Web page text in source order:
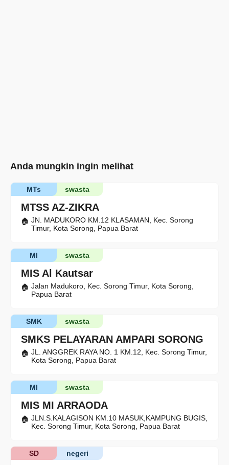
Anda mungkin ingin melihat
MTSS AZ-ZIKRA
swasta
MTs
JN. MADUKORO KM.12 KLASAMAN, Kec. Sorong
Timur, Kota Sorong, Papua Barat
MIS Al Kautsar
swasta
MI
Jalan Madukoro, Kec. Sorong Timur, Kota Sorong,
Papua Barat
SMKS PELAYARAN AMPARI SORONG
swasta
SMK
JL. ANGGREK RAYA NO. 1 KM.12, Kec. Sorong Timur,
Kota Sorong, Papua Barat
MIS MI ARRAODA
swasta
MI
JLN.S.KALAGISON KM.10 MASUK,KAMPUNG BUGIS,
Kec. Sorong Timur, Kota Sorong, Papua Barat
negeri
SD